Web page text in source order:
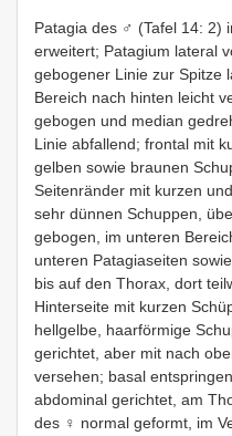
Patagia des ♂ (Tafel 14: 2)
erweitert; Patagium lateral
gebogener Linie zur Spitze
Bereich nach hinten leicht
gebogen und median
Linie abfallend; frontal mit
gelben sowie braunen
Seitenränder mit kurzen
sehr dünnen Schuppen,
gebogen, im unteren
unteren Patagiaseiten
bis auf den Thorax, dort
Hinterseite mit kurzen
hellgelbe, haarförmige
gerichtet, aber mit nach
versehen; basal
abdominal gerichtet, am
des ♀ normal geformt, im